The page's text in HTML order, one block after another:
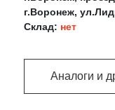
г.Воронеж,
Склад: нет
Аналоги и